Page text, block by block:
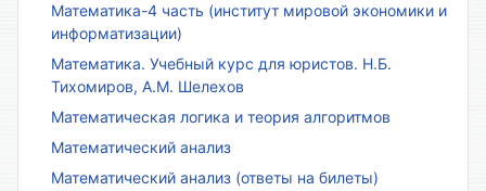
Математика-4 часть (институт мировой экономики и
информатизации)
Математика. Учебный курс для юристов. Н.Б.
Тихомиров, А.М. Шелехов
Математическая логика и теория алгоритмов
Математический анализ
Математический анализ (ответы на билеты)